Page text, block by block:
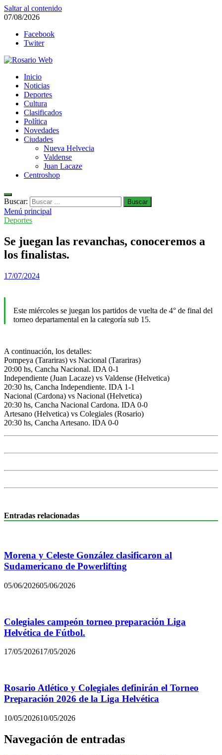
Saltar al contenido
07/08/2026
Facebook
Twiter
Rosario Web
Todas la noticias de Rosario y la zona
Inicio
Noticias
Deportes
Cultura
Clasificados
Política
Novedades
Ciudades
Nueva Helvecia
Valdense
Juan Lacaze
Centroshop
Buscar:
Menú principal
Deportes
Se juegan las revanchas, conoceremos a
los finalistas.
17/07/2024
Este miércoles se juegan los partidos de vuelta de 4° de final del
torneo departamental en la categoría sub 15.
A continuación, los detalles:
Pompeya (Tarariras) vs Nacional (Tarariras)
20:00 hs, Cancha Nacional. IDA 0-1
Independiente (Juan Lacaze) vs Valdense (Helvetica)
20:30 hs, Cancha Independiente. IDA 1-1
Nacional (Cardona) vs Nacional (Helvetica)
20:30 hs, Cancha Nacional Cardona. IDA 0-0
Artesano (Helvetica) vs Colegiales (Rosario)
20:30 hs, Cancha Artesano. IDA 0-0
Entradas relacionadas
Morena y Celeste González clasificaron al
Sudamericano de Powerlifting
05/06/202605/06/2026
Colegiales campeón torneo preparación Liga
Helvética de Fútbol.
17/05/202617/05/2026
Rosario Atlético y Colegiales definirán el Torneo
Preparación 2026 de la Liga Helvética
10/05/202610/05/2026
Navegación de entradas